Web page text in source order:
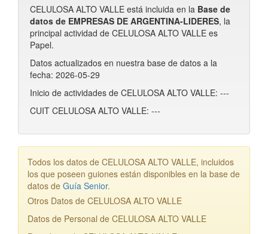
CELULOSA ALTO VALLE está incluida en la Base de
datos de EMPRESAS DE ARGENTINA-LIDERES, la
principal actividad de CELULOSA ALTO VALLE es
Papel.
Datos actualizados en nuestra base de datos a la
fecha: 2026-05-29
Inicio de actividades de CELULOSA ALTO VALLE: ---
CUIT CELULOSA ALTO VALLE: ---
Todos los datos de CELULOSA ALTO VALLE, incluidos
los que poseen guiones están disponibles en la base de
datos de Guía Senior.
Otros Datos de CELULOSA ALTO VALLE
Datos de Personal de CELULOSA ALTO VALLE